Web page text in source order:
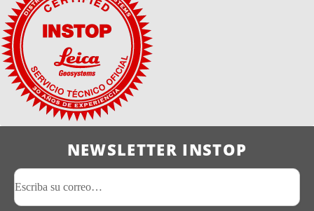
NEWSLETTER INSTOP